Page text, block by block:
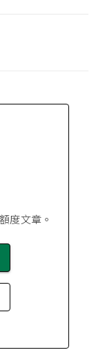
度文章。